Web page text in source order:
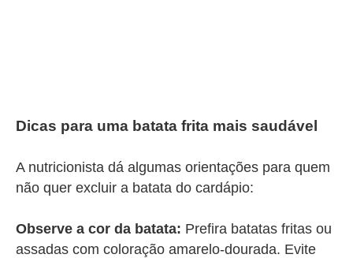
Dicas para uma batata frita mais saudável
A nutricionista dá algumas orientações para quem
não quer excluir a batata do cardápio:
Observe a cor da batata: Prefira batatas fritas ou
assadas com coloração amarelo-dourada. Evite